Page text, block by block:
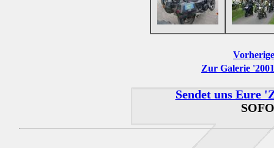
Zur Galerie
Sendet uns Eure